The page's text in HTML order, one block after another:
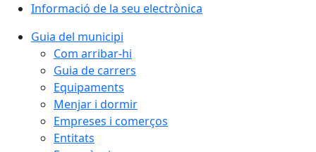
Informació de la seu electrònica
Guia del municipi
Com arribar-hi
Guia de carrers
Equipaments
Menjar i dormir
Empreses i comerços
Entitats